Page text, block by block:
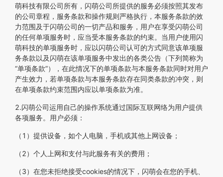
萌科技有限公司所有，闪萌公司所提供的服务必须按照其发布
的公司章程，服务条款和操作规则严格执行，本服务条款的效
力范围及于闪萌公司的一切产品和服务，用户在享受闪萌公司
的任何单项服务时，应当受本服务条款的约束。当用户使用闪
萌科技的单项服务时，应以闪萌公司认可的方式同意该单项服
务条款以及闪萌在该单项服务中发出的各类公告（下列简称为
“单项条款”），在此情况下的单项条款与本服务条款同时对用户
产生效力，若单项条款与本服务条款存在同类条款的冲突，则
在单项条款约束范围内应以单项条款为准。
2.闪萌公司运用自己的操作系统通过国际互联网络为用户提供
各项服务。用户必须：
（1）提供设备，如个人电脑，手机或其他上网设备；
（2）个人上网和支付与此服务有关的费用；
（3）在您未拒绝接受cookies的情况下，闪萌会在您的手机、